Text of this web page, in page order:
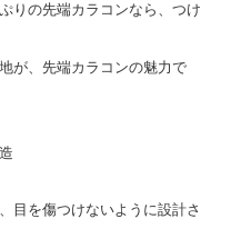
りの先端カラコンなら、つけ
が、先端カラコンの魅力で
目を傷つけないように設計さ